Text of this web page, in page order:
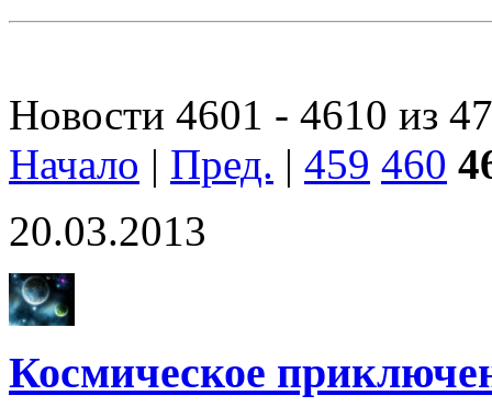
Новости 4601 - 4610 из
Начало | Пред. | 459 460
20.03.2013
Космическое